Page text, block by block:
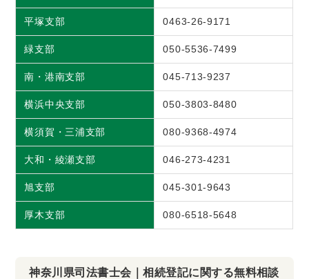
平塚支部 0463-26-9171
緑支部 050-5536-7499
南・港南支部 045-713-9237
横浜中央支部 050-3803-8480
横須賀・三浦支部 080-9368-4974
大和・綾瀬支部 046-273-4231
旭支部 045-301-9643
厚木支部 080-6518-5648
神奈川県司法書士会｜相続登記に関する無料相談